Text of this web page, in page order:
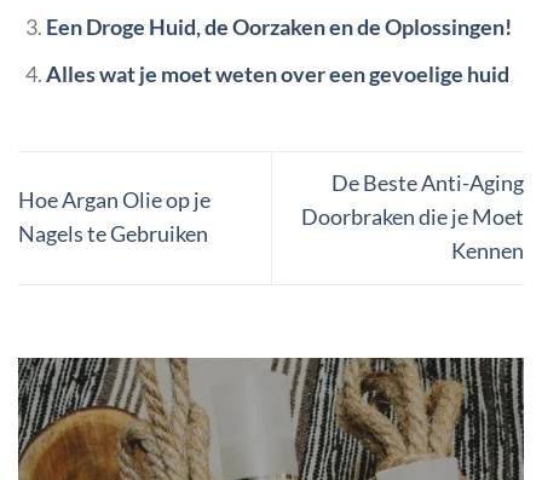
Een Droge Huid, de Oorzaken en de Oplossingen!
Alles wat je moet weten over een gevoelige huid
Hoe Argan Olie op je
Nagels te Gebruiken
De Beste Anti-Aging
Doorbraken die je Moet
Kennen